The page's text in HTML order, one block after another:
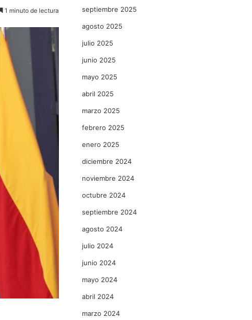
1 minuto de lectura septiembre 2025
agosto 2025
julio 2025
junio 2025
mayo 2025
abril 2025
marzo 2025
febrero 2025
enero 2025
diciembre 2024
noviembre 2024
octubre 2024
septiembre 2024
agosto 2024
julio 2024
junio 2024
mayo 2024
abril 2024
marzo 2024